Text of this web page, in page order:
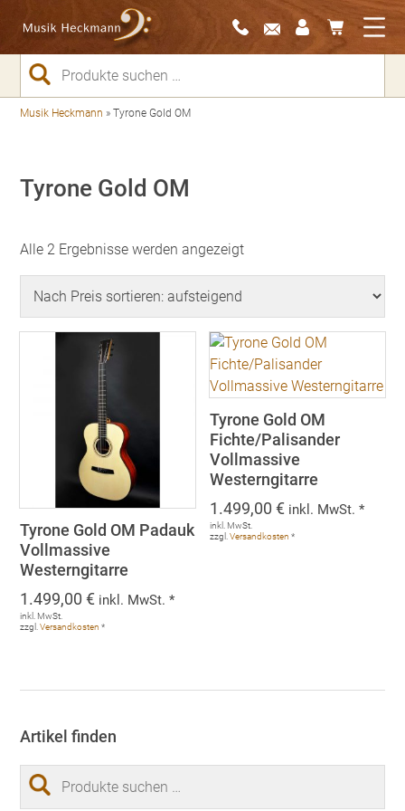
Suchen
nach:
Musik Heckmann »Tyrone Gold OM
Tyrone Gold OM
Alle 2 Ergebnisse werden angezeigtNach
aufsteigend
Tyrone Gold OM Padauk
Vollmassive
Westerngitarre
1.499,00€ inkl. MwSt. *
inkl. MwSt.
zzgl.Versandkosten *
Tyrone Gold OM
Fichte/Palisander
Vollmassive
Westerngitarre
1.499,00€ inkl. MwSt. *
inkl. MwSt.
zzgl.Versandkosten *
Artikel finden
Suchen
nach: